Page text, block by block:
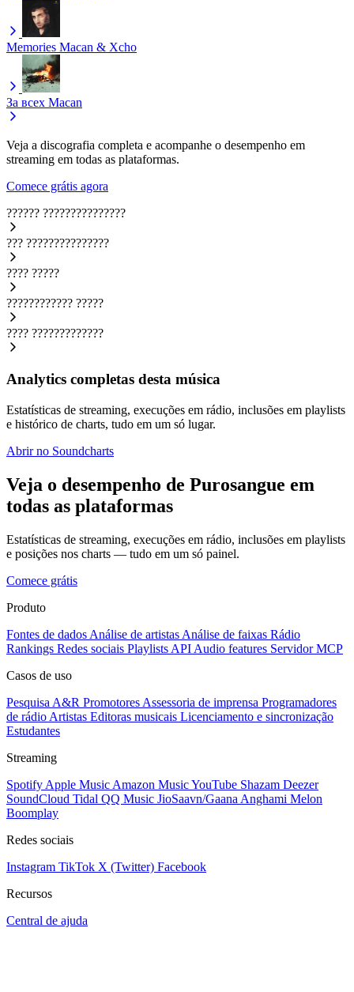
Memories Macan & Xcho
За всех Macan
Veja a discografia completa e acompanhe o desempenho em
streaming em todas as plataformas.
Comece grátis agora
?????? ???????????????
??? ???????????????
???? ?????
???????????? ?????
???? ?????????????
Analytics completas desta música
Estatísticas de streaming, execuções em rádio, inclusões em playlists
e histórico de charts, tudo em um só lugar.
Abrir no Soundcharts
Veja o desempenho de Purosangue em
todas as plataformas
Estatísticas de streaming, execuções em rádio, inclusões em playlists
e posições nos charts — tudo em um só painel.
Comece grátis
Produto
Fontes de dados Análise de artistas Análise de faixas Rádio
Rankings Redes sociais Playlists API Audio features Servidor MCP
Casos de uso
Pesquisa A&R Promotores Assessoria de imprensa Programadores
de rádio Artistas Editoras musicais Licenciamento e sincronização
Estudantes
Streaming
Spotify Apple Music Amazon MusicYouTube Shazam Deezer
SoundCloud Tidal QQ Music JioSaavn/Gaana Anghami Melon
Boomplay
Redes sociais
Instagram TikTok X (Twitter) Facebook
Recursos
Central de ajuda